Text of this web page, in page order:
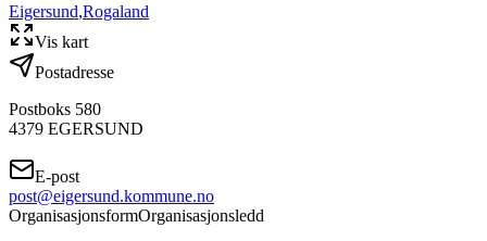
Eigersund,Rogaland
Vis kart
Postadresse
Postboks 580
4379 EGERSUND
E-post
post@eigersund.kommune.no
OrganisasjonsformOrganisasjonsledd